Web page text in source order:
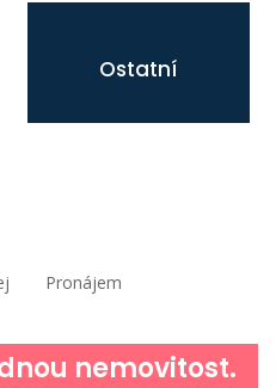
Ostatní
Pronájem
nemovitost.